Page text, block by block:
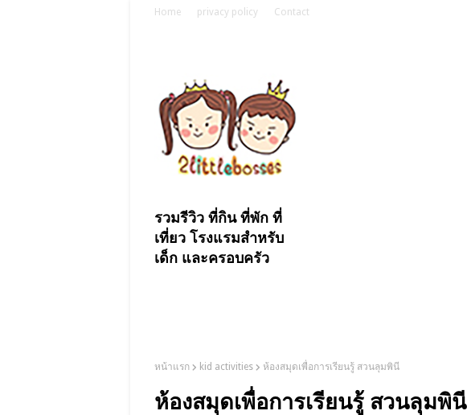
Home privacy policy Contact
รวมรีวิว ที่กิน ที่พัก ที่
เที่ยว โรงแรมสำหรับ
เด็ก และครอบครัว
หน้าแรก kid activities ห้องสมุดเพื่อการเรียนรู้ สวนลุมพินี
ห้องสมุดเพื่อการเรียนรู้ สวนลุมพินี